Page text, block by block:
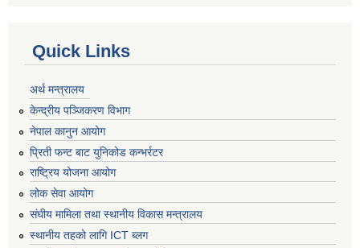
Quick Links
अर्थ मन्त्रालय
केन्द्रीय पञ्जिकरण विभाग
नेपाल कानुन आयोग
प्रिती फन्ट बाट युनिकोड कन्भर्रटर
राष्ट्रिय योजना आयोग
लोक सेवा आयोग
संघीय मामिला तथा स्थानीय विकास मन्त्रालय
स्थानीय तहको लागि ICT ब्लग